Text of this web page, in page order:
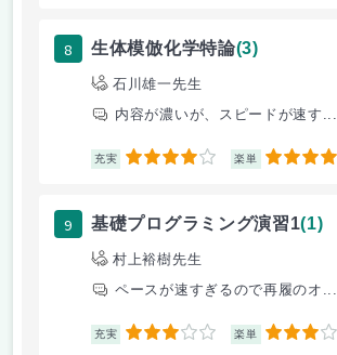
8 生体模倣化学特論(3)
石川雄一先生
内容が濃いが、スピードが速す...
充実 4 楽単 4
9 基礎プログラミング演習1(1)
村上裕樹先生
ペースが速すぎるので再履のオ...
充実 3 楽単 3